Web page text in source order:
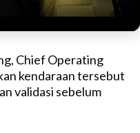
Chief Operating
kendaraan tersebut
validasi sebelum